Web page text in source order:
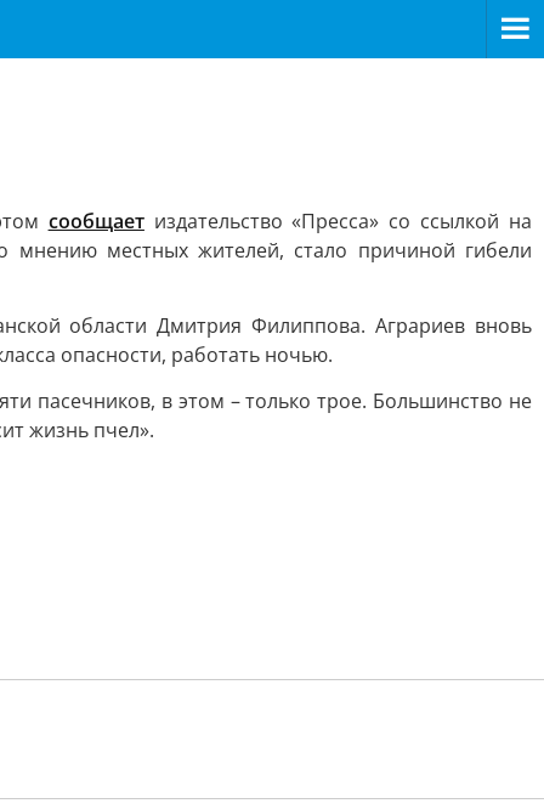
сообщаетиздательство «Пресса» со ссылкой на
мнению местных жителей, стало причиной гибели
области Дмитрия Филиппова. Аграриев вновь
опасности, работать ночью.
пасечников, в этом – только трое. Большинство не
жизнь пчел».